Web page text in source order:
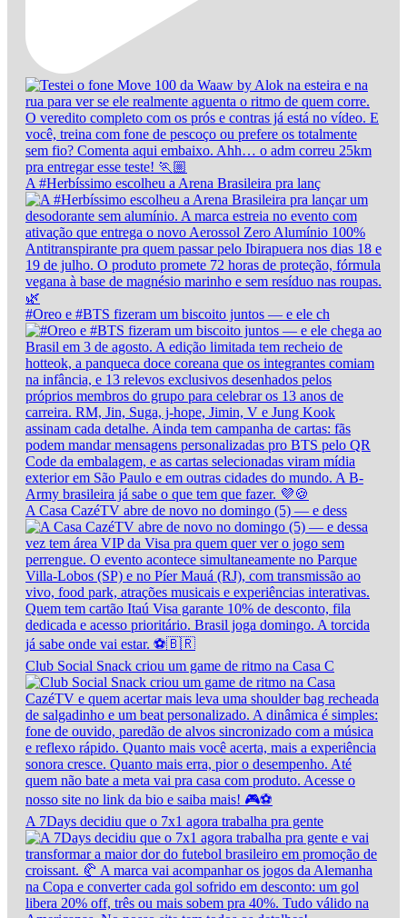
A #Herbíssimo escolheu a Arena Brasileira pra lanç
#Oreo e #BTS fizeram um biscoito juntos — e ele ch
A Casa CazéTV abre de novo no domingo (5) — e dess
Club Social Snack criou um game de ritmo na Casa C
A 7Days decidiu que o 7x1 agora trabalha pra gente